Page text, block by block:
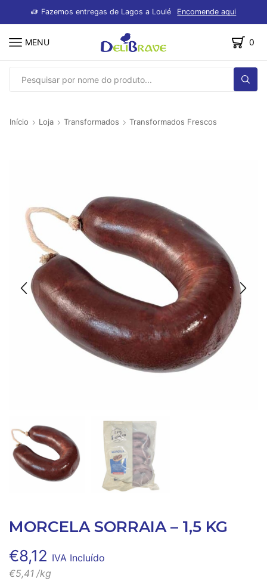
Fazemos entregas de Lagos a Loulé Encomende aqui
MENU 0
SEARCH
Início Loja Transformados Transformados Frescos
MORCELA SORRAIA – 1,5 KG
€8,12 IVA Incluído
€5,41 /kg